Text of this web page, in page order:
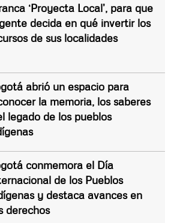
‘Proyecta Local’, para que
decida en qué invertir los
de sus localidades
abrió un espacio para
la memoria, los saberes
legado de los pueblos
conmemora el Día
de los Pueblos
y destaca avances en
derechos